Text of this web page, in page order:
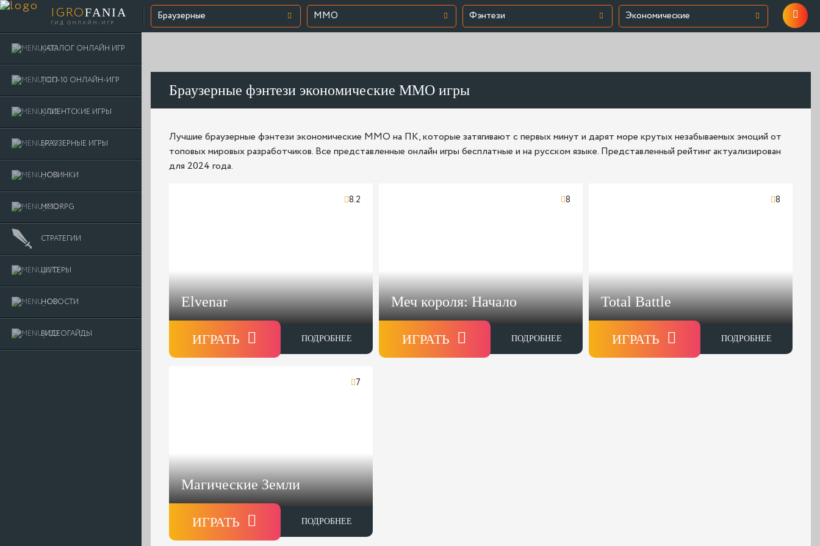
IGROFANIA
ГИД ОНЛАЙН-ИГР
Браузерные MMO Фэнтези Экономические
КАТАЛОГ ОНЛАЙН ИГР
ТОП-10 ОНЛАЙН-ИГР
КЛИЕНТСКИЕ ИГРЫ
БРАУЗЕРНЫЕ ИГРЫ
НОВИНКИ
MMORPG
СТРАТЕГИИ
ШУТЕРЫ
НОВОСТИ
ВИДЕОГАЙДЫ
Браузерные фэнтези экономические MMO игры
Лучшие браузерные фэнтези экономические MMO на ПК, которые затягивают с первых минут и дарят море крутых незабываемых эмоций от
топовых мировых разработчиков. Все представленные онлайн игры бесплатные и на русском языке. Представленный рейтинг актуализирован
для 2024 года.
8.2
Elvenar
ИГРАТЬ ПОДРОБНЕЕ
8
Меч короля: Начало
ИГРАТЬ ПОДРОБНЕЕ
8
Total Battle
ИГРАТЬ ПОДРОБНЕЕ
7
Магические Земли
ИГРАТЬ ПОДРОБНЕЕ